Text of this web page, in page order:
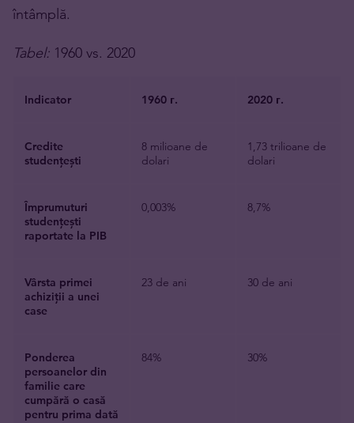
întâmplă.
Tabel: 1960 vs. 2020
Indicator 1960 г. 2020 г.
Credite
studențești
8 milioane de
dolari
1,73 trilioane de
dolari
Împrumuturi
studențești
raportate la PIB
0,003% 8,7%
Vârsta primei
achiziții a unei
case
23 de ani 30 de ani
Ponderea
persoanelor din
familie care
cumpără o casă
pentru prima dată
84% 30%